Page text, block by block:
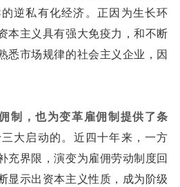
逆私有化经济。正因为生长环
本主义具有强大免疫力，和不断
悉市场规律的社会主义企业，因
制，也为变革雇佣制提供了条
大启动的。近四十年来，一方
充界限，演变为雇佣劳动制度回
显示出资本主义性质，成为阶级